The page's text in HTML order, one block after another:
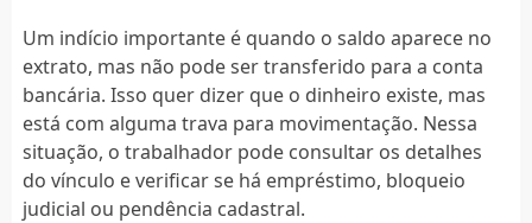
Um indício importante é quando o saldo aparece no
extrato, mas não pode ser transferido para a conta
bancária. Isso quer dizer que o dinheiro existe, mas
está com alguma trava para movimentação. Nessa
situação, o trabalhador pode consultar os detalhes
do vínculo e verificar se há empréstimo, bloqueio
judicial ou pendência cadastral.